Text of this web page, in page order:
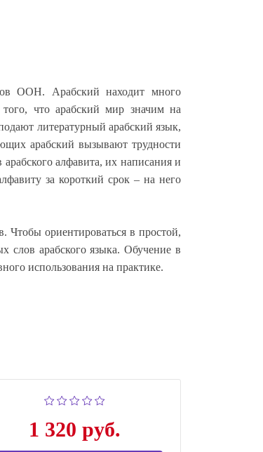
ООН. Арабский находит много
того, что арабский мир значим на
литературный арабский язык,
арабский вызывают трудности
алфавита, их написания и
за короткий срок – на него
Чтобы ориентироваться в простой,
слов арабского языка. Обучение в
использования на практике.
1 320 руб.